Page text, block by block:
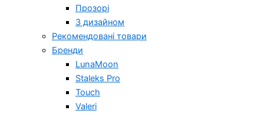
Прозорі
З дизайном
Рекомендовані товари
Бренди
LunaMoon
Staleks Pro
Touch
Valeri